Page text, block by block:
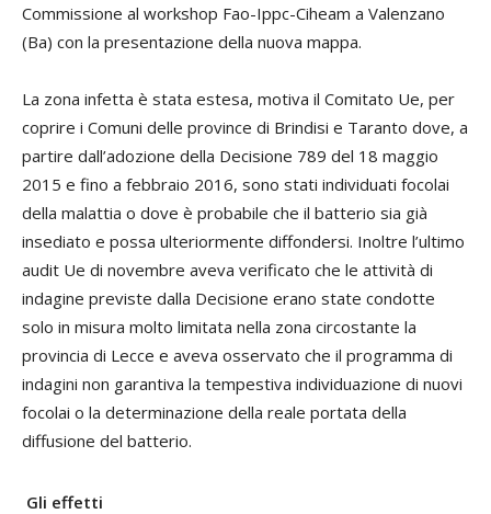
Commissione al workshop Fao-Ippc-Ciheam a Valenzano
(Ba) con la presentazione della nuova mappa.
La zona infetta è stata estesa, motiva il Comitato Ue, per
coprire i Comuni delle province di Brindisi e Taranto dove, a
partire dall’adozione della Decisione 789 del 18 maggio
2015 e fino a febbraio 2016, sono stati individuati focolai
della malattia o dove è probabile che il batterio sia già
insediato e possa ulteriormente diffondersi. Inoltre l’ultimo
audit Ue di novembre aveva verificato che le attività di
indagine previste dalla Decisione erano state condotte
solo in misura molto limitata nella zona circostante la
provincia di Lecce e aveva osservato che il programma di
indagini non garantiva la tempestiva individuazione di nuovi
focolai o la determinazione della reale portata della
diffusione del batterio.
Gli effetti